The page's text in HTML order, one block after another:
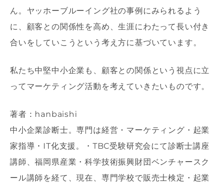
ん。ヤッホーブルーイング社の事例にみられるよう
に、顧客との関係性を高め、生涯にわたって長い付き
合いをしていこうという考え方に基づいています。
私たち中堅中小企業も、顧客との関係という視点に立
ってマーケティング活動を考えていきたいものです。
著者：hanbaishi
中小企業診断士。専門は経営・マーケティング・起業
家指導・IT化支援。・TBC受験研究会にて診断士講座
講師、福岡県産業・科学技術振興財団ベンチャースク
ール講師を経て、現在、専門学校で販売士検定・起業